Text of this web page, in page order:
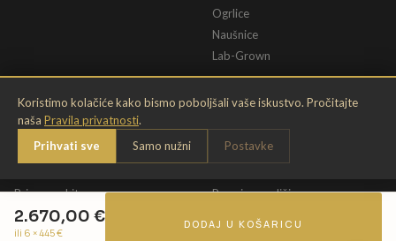
2.670,00 €
ili 6 ×445€
DODAJ U KOŠARICU
Koristimo kolačiće kako bismo poboljšali vaše iskustvo. Pročitajte
naša Pravila privatnosti.
Prihvati sve
Samo nužni Postavke
Ogrlice
Naušnice
Lab-Grown
INFORMACIJE
O nama
Kontakt
Briga o nakitu
Jamstvo
PRAVNE ODREDBE
Pravila privatnosti
Opći uvjeti
Promjena veličine